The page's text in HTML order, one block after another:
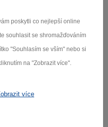
poskytli co nejlepší online
souhlasit se shromažďováním
"Souhlasím se vším" nebo si
na "Zobrazit více".
více
terénem
pohledy na rybník a